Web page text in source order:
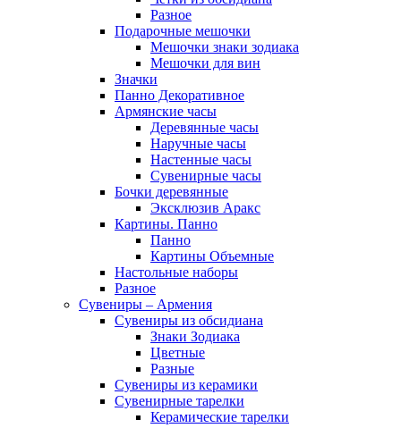
Разное
Подарочные мешочки
Мешочки знаки зодиака
Мешочки для вин
Значки
Панно Декоративное
Армянские часы
Деревянные часы
Наручные часы
Настенные часы
Сувенирные часы
Бочки деревянные
Эксклюзив Аракс
Картины. Панно
Панно
Картины Объемные
Настольные наборы
Разное
Сувениры – Армения
Сувениры из обсидиана
Знаки Зодиака
Цветные
Разные
Сувениры из керамики
Сувенирные тарелки
Керамические тарелки